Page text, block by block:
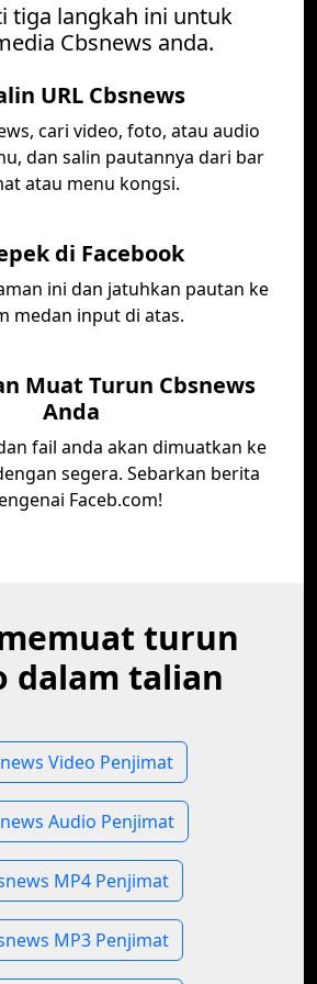
tiga langkah ini untuk
Cbsnews anda.
URL Cbsnews
cari video, foto, atau audio
dan salin pautannya dari bar
atau menu kongsi.
di Facebook
ini dan jatuhkan pautan ke
medan input di atas.
Muat Turun Cbsnews
Anda
fail anda akan dimuatkan ke
segera. Sebarkan berita
Faceb.com!
turun
dalam talian
Video Penjimat
Audio Penjimat
MP4 Penjimat
MP3 Penjimat